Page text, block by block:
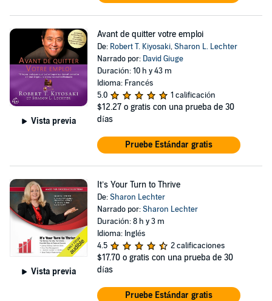
Vista previa
Avant de quitter votre emploi
De: Robert T. Kiyosaki,Sharon L. Lechter
Narrado por: David Giuge
Duración: 10 h y 43 m
Idioma: Francés
5.0
1 calificación
$12.27 o gratis con una prueba de 30
días
Pruebe Estándar gratis
Vista previa
It’s Your Turn to Thrive
De:Sharon Lechter
Narrado por:Sharon Lechter
Duración: 8 h y 3 m
Idioma: Inglés
4.5
2 calificaciones
$17.70 o gratis con una prueba de 30
días
Pruebe Estándar gratis